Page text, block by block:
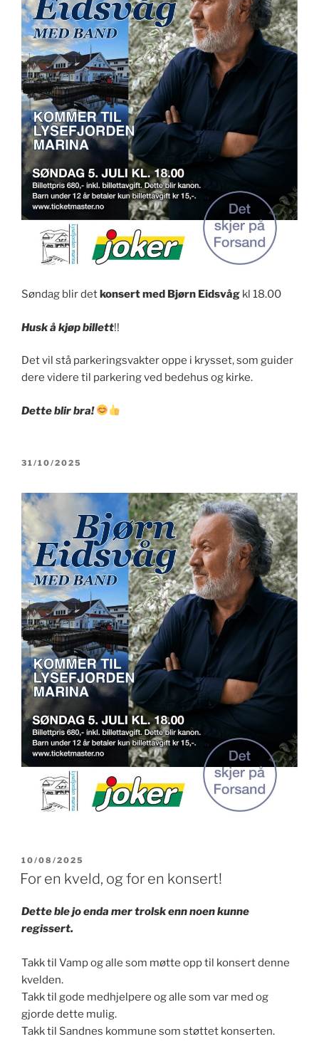
Søndag blir det konsert med Bjørn Eidsvåg kl 18.00
Husk å kjøp billett!!
Det vil stå parkeringsvakter oppe i krysset, som guider
dere videre til parkering ved bedehus og kirke.
Dette blir bra!
PUBLISERT
31/10/2025
PUBLISERT
10/08/2025
For en kveld, og for en konsert!
Dette ble jo enda mer trolsk enn noen kunne
regissert.
Takk til Vamp og alle som møtte opp til konsert denne
kvelden.
Takk til gode medhjelpere og alle som var med og
gjorde dette mulig.
Takk til Sandnes kommune som støttet konserten.